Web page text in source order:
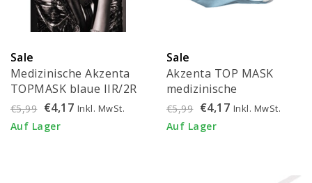
Sale
Medizinische Akzenta
TOPMASK blaue IIR/2R
Mundmasken mit
Gummiband 50 Stück -
FMEB2AZ-B
€5,99 €4,17 Inkl. MwSt.
Auf Lager
Sale
Akzenta TOP MASK
medizinische
Mundmasken blau -
FMEB2AZ-B
€5,99 €4,17 Inkl. MwSt.
Auf Lager